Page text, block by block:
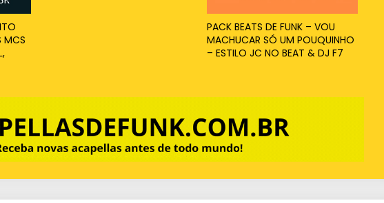
MCS
PACK BEATS DE FUNK – VOU
MACHUCAR SÓ UM POUQUINHO
– ESTILO JC NO BEAT & DJ F7